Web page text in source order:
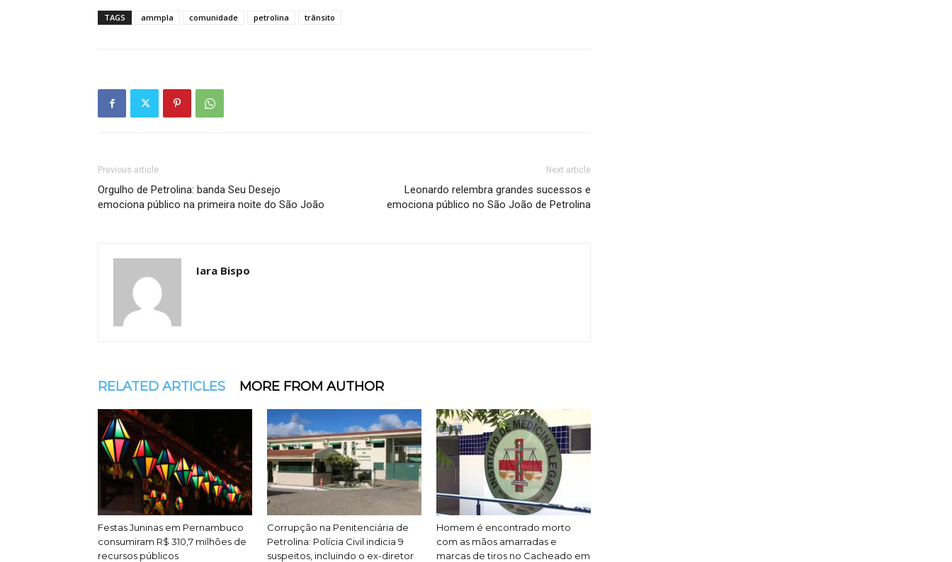
TAGS ammpla comunidade petrolina trânsito
Previous article
Orgulho de Petrolina: banda Seu Desejo
emociona público na primeira noite do São João
Next article
Leonardo relembra grandes sucessos e
emociona público no São João de Petrolina
Iara Bispo
RELATED ARTICLES MORE FROM AUTHOR
Festas Juninas em Pernambuco
consumiram R$ 310,7 milhões de
recursos públicos
Corrupção na Penitenciária de
Petrolina: Polícia Civil indicia 9
suspeitos, incluindo o ex-diretor
Homem é encontrado morto
com as mãos amarradas e
marcas de tiros no Cacheado em